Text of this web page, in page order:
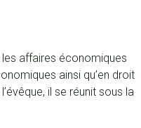
affaires économiques
ainsi qu’en droit
il se réunit sous la